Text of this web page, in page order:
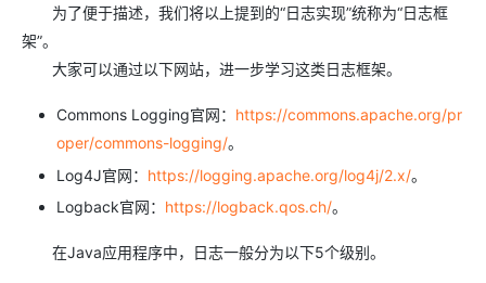
为了便于描述，我们将以上提到的“日志实现”统称为“日志框
架”。
大家可以通过以下网站，进一步学习这类日志框架。
Commons Logging官网： https://commons.apache.org/pr
oper/commons-logging/。
Log4J官网： https://logging.apache.org/log4j/2.x/。
Logback官网： https://logback.qos.ch/。
在Java应用程序中，日志一般分为以下5个级别。